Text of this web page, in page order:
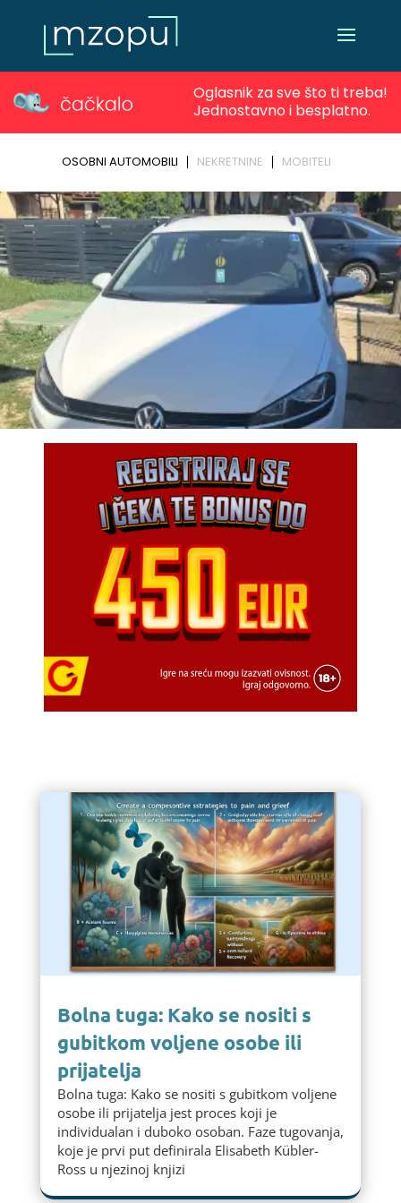
Bolna tuga: Kako se nositi s
gubitkom voljene osobe ili
prijatelja
Bolna tuga: Kako se nositi s gubitkom voljene
osobe ili prijatelja jest proces koji je
individualan i duboko osoban. Faze tugovanja,
koje je prvi put definirala Elisabeth Kübler-
Ross u njezinoj knjizi